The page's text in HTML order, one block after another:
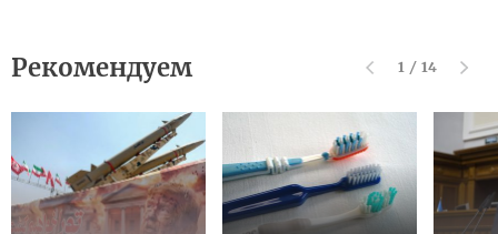
Рекомендуем 1 / 14